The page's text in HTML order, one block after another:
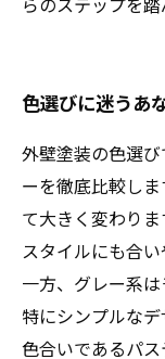
色選びに迷うあ
外壁塗装の色選
ーを徹底比較し
て大きく変わり
スタイルにも合い
一方、グレー系
特にシンプルな
色合いであるパス